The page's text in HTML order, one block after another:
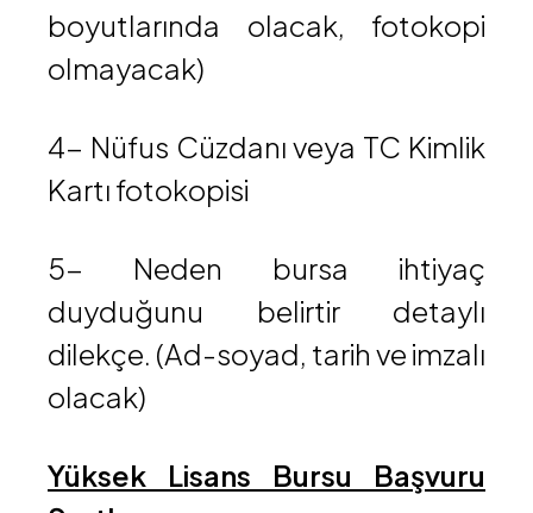
boyutlarında olacak, fotokopi
olmayacak)
4- Nüfus Cüzdanı veya TC Kimlik
Kartı fotokopisi
5- Neden bursa ihtiyaç
duyduğunu belirtir detaylı
dilekçe. (Ad-soyad, tarih ve imzalı
olacak)
Yüksek Lisans Bursu Başvuru